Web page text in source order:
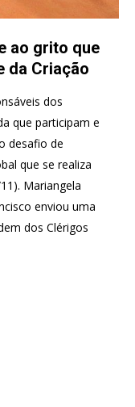
ao grito que
da Criação
dos
que participam e
desafio de
que se realiza
Mariangela
enviou uma
dos Clérigos